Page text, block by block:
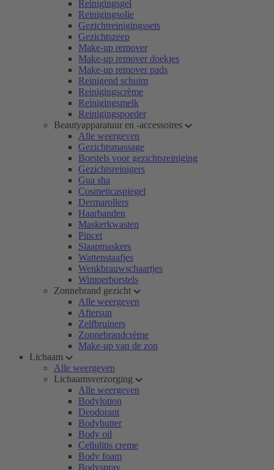
Reinigingsgel
Reinigingsolie
Gezichtreinigingssets
Gezichtszeep
Make-up remover
Make-up remover doekjes
Make-up remover pads
Reinigend schuim
Reinigingscrème
Reinigingsmelk
Reinigingspoeder
Beautyapparatuur en -accessoires
Alle weergeven
Gezichtsmassage
Borstels voor gezichtsreiniging
Gezichtsreinigers
Gua sha
Cosmeticaspiegel
Dermarollers
Haarbanden
Maskerkwasten
Pincet
Slaapmaskers
Wattenstaafjes
Wenkbrauwschaartjes
Wimperborstels
Zonnebrand gezicht
Alle weergeven
Aftersun
Zelfbruiners
Zonnebrandcrème
Make-up van de zon
Lichaam
Alle weergeven
Lichaamsverzorging
Alle weergeven
Bodylotion
Deodorant
Bodybutter
Body oil
Cellulitis creme
Body foam
Bodyspray